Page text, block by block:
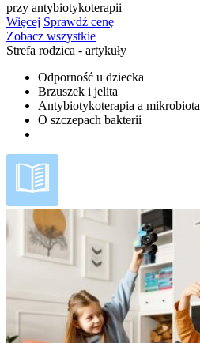
przy antybiotykoterapii
Więcej Sprawdź cenę
Zobacz wszystkie
Strefa rodzica - artykuły
Odporność u dziecka
Brzuszek i jelita
Antybiotykoterapia a mikrobiota
O szczepach bakterii